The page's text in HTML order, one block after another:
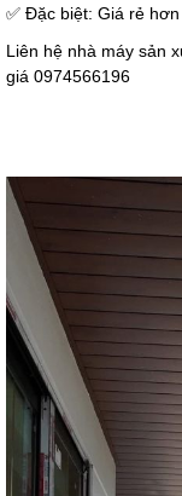
✅ Đặc biệt: Giá rẻ
Liên hệ nhà máy sản
giá 0974566196